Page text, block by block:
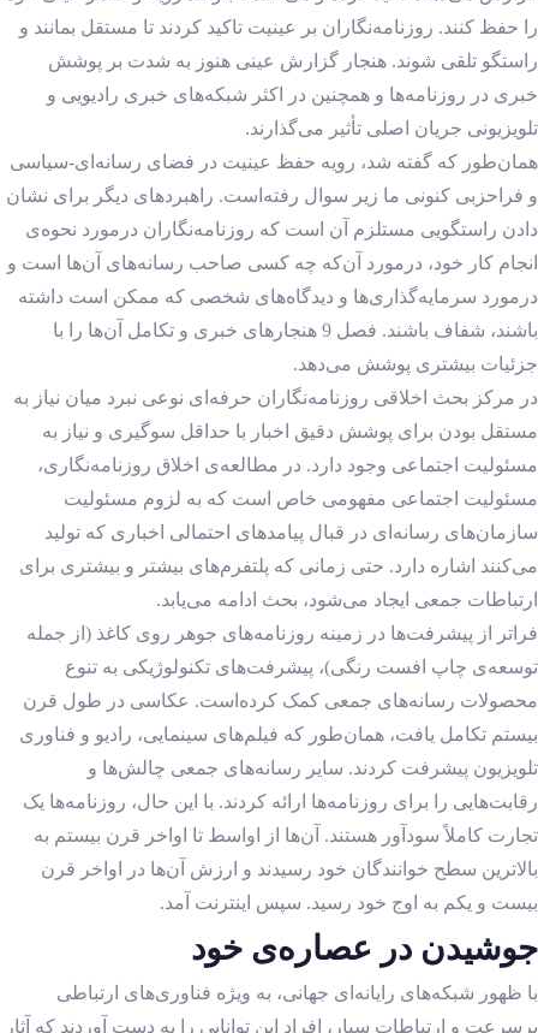
را حفظ کنند. روزنامه‌نگاران بر عینیت تاکید کردند تا مستقل بمانند و
راستگو تلقی شوند. هنجار گزارش عینی هنوز به شدت بر پوشش
خبری در روزنامه‌ها و همچنین در اکثر شبکه‌های خبری رادیویی و
تلویزیونی جریان اصلی تأثیر می‌گذارند.
همان‌طور که گفته شد، رویه حفظ عینیت در فضای رسانه‌ای-سیاسی
و فراحزبی کنونی ما زیر سوال رفته‌است. راهبردهای دیگر برای نشان
دادن راستگویی مستلزم آن است که روزنامه‌نگاران درمورد نحوه‌ی
انجام کار خود، درمورد آن‌که چه کسی صاحب رسانه‌های آن‌ها است و
درمورد سرمایه‌گذاری‌ها و دیدگاه‌های شخصی که ممکن است داشته
باشند، شفاف باشند. فصل 9 هنجارهای خبری و تکامل آن‌ها را با
جزئیات بیشتری پوشش می‌دهد.
در مرکز بحث اخلاقی روزنامه‌نگاران حرفه‌ای نوعی نبرد میان نیاز به
مستقل بودن برای پوشش دقیق اخبار با حداقل سوگیری و نیاز به
مسئولیت اجتماعی وجود دارد. در مطالعه‌ی اخلاق روزنامه‌نگاری،
مسئولیت اجتماعی مفهومی خاص است که به لزوم مسئولیت
سازمان‌های رسانه‌ای در قبال پیامدهای احتمالی اخباری که تولید
می‌کنند اشاره دارد. حتی زمانی که پلتفرم‌های بیشتر و بیشتری برای
ارتباطات جمعی ایجاد می‌شود، بحث ادامه می‌یابد.
فراتر از پیشرفت‌ها در زمینه روزنامه‌های جوهر روی کاغذ (از جمله
توسعه‌ی چاپ افست رنگی)، پیشرفت‌های تکنولوژیکی به تنوع
محصولات رسانه‌های جمعی کمک کرده‌است. عکاسی در طول قرن
بیستم تکامل یافت، همان‌‌طور که فیلم‌های سینمایی، رادیو و فناوری
تلویزیون پیشرفت کردند. سایر رسانه‌های جمعی چالش‌ها و
رقابت‌هایی را برای روزنامه‌ها ارائه کردند. با این حال، روزنامه‌ها یک
تجارت کاملاً سودآور هستند. آن‌ها از اواسط تا اواخر قرن بیستم به
بالاترین سطح خوانندگان خود رسیدند و ارزش آن‌ها در اواخر قرن
بیست و یکم به اوج خود رسید. سپس اینترنت آمد.
جوشیدن در عصاره‌ی خود
با ظهور شبکه‌های رایانه‌ای جهانی، به ویژه فناوری‌های ارتباطی
پرسرعت و ارتباطات سیار، افراد این توانایی را به دست آوردند که آثار